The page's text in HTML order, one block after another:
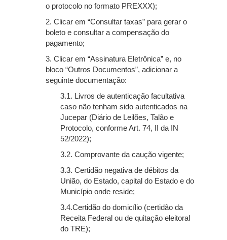
o protocolo no formato PREXXX);
2. Clicar em “Consultar taxas” para gerar o
boleto e consultar a compensação do
pagamento;
3. Clicar em “Assinatura Eletrônica” e, no
bloco “Outros Documentos”, adicionar a
seguinte documentação:
3.1. Livros de autenticação facultativa
caso não tenham sido autenticados na
Jucepar (Diário de Leilões, Talão e
Protocolo, conforme Art. 74, II da IN
52/2022);
3.2. Comprovante da caução vigente;
3.3. Certidão negativa de débitos da
União, do Estado, capital do Estado e do
Município onde reside;
3.4.Certidão do domicílio (certidão da
Receita Federal ou de quitação eleitoral
do TRE);